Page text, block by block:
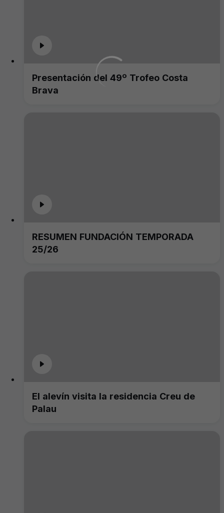
Presentación del 49º Trofeo Costa
Brava
RESUMEN FUNDACIÓN TEMPORADA
25/26
El alevín visita la residencia Creu de
Palau